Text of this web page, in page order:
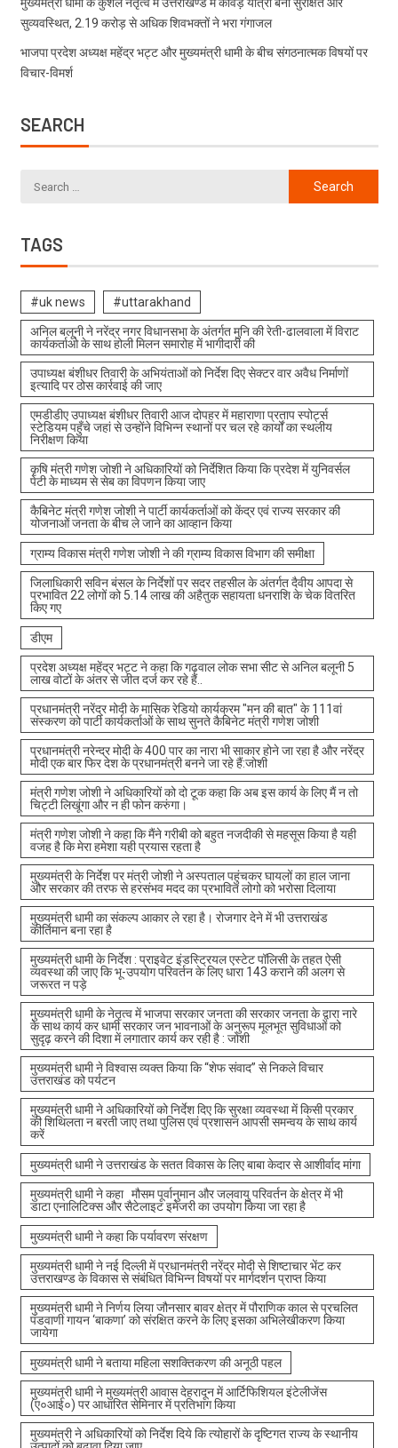
मुख्यमंत्री धामी के कुशल नेतृत्व में उत्तराखण्ड में कांवड़ यात्रा बनी सुरक्षित और
सुव्यवस्थित, 2.19 करोड़ से अधिक शिवभक्तों ने भरा गंगाजल
भाजपा प्रदेश अध्यक्ष महेंद्र भट्ट और मुख्यमंत्री धामी के बीच संगठनात्मक विषयों पर
विचार-विमर्श
SEARCH
TAGS
#uk news #uttarakhand
अनिल बलूनी ने नरेंद्र नगर विधानसभा के अंतर्गत मुनि की रेती-ढालवाला में विराट
कार्यकर्ताओ के साथ होली मिलन समारोह में भागीदारी की
उपाध्यक्ष बंशीधर तिवारी के अभियंताओं को निर्देश दिए सेक्टर वार अवैध निर्माणों
इत्यादि पर ठोस कार्रवाई की जाए
एमडीडीए उपाध्यक्ष बंशीधर तिवारी आज दोपहर में महाराणा प्रताप स्पोर्ट्स
स्टेडियम पहुँचे जहां से उन्होंने विभिन्न स्थानों पर चल रहे कार्यों का स्थलीय
निरीक्षण किया
कृषि मंत्री गणेश जोशी ने अधिकारियों को निर्देशित किया कि प्रदेश में युनिवर्सल
पेटी के माध्यम से सेब का विपणन किया जाए
कैबिनेट मंत्री गणेश जोशी ने पार्टी कार्यकर्ताओं को केंद्र एवं राज्य सरकार की
योजनाओं जनता के बीच ले जाने का आव्हान किया
ग्राम्य विकास मंत्री गणेश जोशी ने की ग्राम्य विकास विभाग की समीक्षा
जिलाधिकारी सविन बंसल के निर्देशों पर सदर तहसील के अंतर्गत दैवीय आपदा से
प्रभावित 22 लोगों को 5.14 लाख की अहैतुक सहायता धनराशि के चेक वितरित
किए गए
डीएम
प्रदेश अध्यक्ष महेंद्र भट्ट ने कहा कि गढ़वाल लोक सभा सीट से अनिल बलूनी 5
लाख वोटों के अंतर से जीत दर्ज कर रहे हैं..
प्रधानमंत्री नरेंद्र मोदी के मासिक रेडियो कार्यक्रम "मन की बात" के 111वां
संस्करण को पार्टी कार्यकर्ताओं के साथ सुनते कैबिनेट मंत्री गणेश जोशी
प्रधानमंत्री नरेन्द्र मोदी के 400 पार का नारा भी साकार होने जा रहा है और नरेंद्र
मोदी एक बार फिर देश के प्रधानमंत्री बनने जा रहे हैं:जोशी
मंत्री गणेश जोशी ने अधिकारियों को दो टूक कहा कि अब इस कार्य के लिए मैं न तो
चिट्टी लिखूंगा और न ही फोन करुंगा।
मंत्री गणेश जोशी ने कहा कि मैंने गरीबी को बहुत नजदीकी से महसूस किया है यही
वजह है कि मेरा हमेशा यही प्रयास रहता है
मुख्यमंत्री के निर्देश पर मंत्री जोशी ने अस्पताल पहुंचकर घायलों का हाल जाना
और सरकार की तरफ से हरसंभव मदद का प्रभावित लोगो को भरोसा दिलाया
मुख्यमंत्री धामी का संकल्प आकार ले रहा है। रोजगार देने में भी उत्तराखंड
कीर्तिमान बना रहा है
मुख्यमंत्री धामी के निर्देश : प्राइवेट इंडस्ट्रियल एस्टेट पॉलिसी के तहत ऐसी
व्यवस्था की जाए कि भू-उपयोग परिवर्तन के लिए धारा 143 कराने की अलग से
जरूरत न पड़े
मुख्यमंत्री धामी के नेतृत्व में भाजपा सरकार जनता की सरकार जनता के द्वारा नारे
के साथ कार्य कर धामी सरकार जन भावनाओं के अनुरूप मूलभूत सुविधाओं को
सुदृढ़ करने की दिशा में लगातार कार्य कर रही है : जोशी
मुख्यमंत्री धामी ने विश्वास व्यक्त किया कि “शेफ संवाद” से निकले विचार
उत्तराखंड को पर्यटन
मुख्यमंत्री धामी ने अधिकारियों को निर्देश दिए कि सुरक्षा व्यवस्था में किसी प्रकार
की शिथिलता न बरती जाए तथा पुलिस एवं प्रशासन आपसी समन्वय के साथ कार्य
करें
मुख्यमंत्री धामी ने उत्तराखंड के सतत विकास के लिए बाबा केदार से आशीर्वाद मांगा
मुख्यमंत्री धामी ने कहा मौसम पूर्वानुमान और जलवायु परिवर्तन के क्षेत्र में भी
डाटा एनालिटिक्स और सैटेलाइट इमेजरी का उपयोग किया जा रहा है
मुख्यमंत्री धामी ने कहा कि पर्यावरण संरक्षण
मुख्यमंत्री धामी ने नई दिल्ली में प्रधानमंत्री नरेंद्र मोदी से शिष्टाचार भेंट कर
उत्तराखण्ड के विकास से संबंधित विभिन्न विषयों पर मार्गदर्शन प्राप्त किया
मुख्यमंत्री धामी ने निर्णय लिया जौनसार बावर क्षेत्र में पौराणिक काल से प्रचलित
पंडवाणी गायन ‘बाकणा’ को संरक्षित करने के लिए इसका अभिलेखीकरण किया
जायेगा
मुख्यमंत्री धामी ने बताया महिला सशक्तिकरण की अनूठी पहल
मुख्यमंत्री धामी ने मुख्यमंत्री आवास देहरादून में आर्टिफिशियल इंटेलीजेंस
(ए०आई०) पर आधारित सेमिनार में प्रतिभाग किया
मुख्यमंत्री ने अधिकारियों को निर्देश दिये कि त्योहारों के दृष्टिगत राज्य के स्थानीय